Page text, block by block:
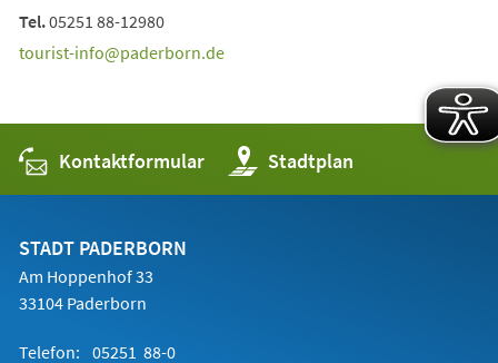
Tel.05251 88-12980
tourist-info
paderborn de
Kontaktformular Stadtplan
(Öffnet
in
einem
STADT PADERBORN
Am Hoppenhof 33
33104 Paderborn
Telefon: 05251 88-0